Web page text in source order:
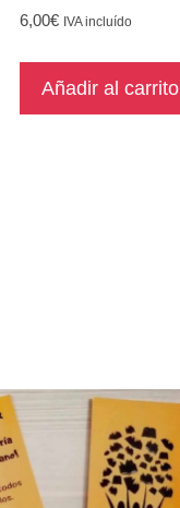
6,00€ IVA incluído
Añadir al carrito